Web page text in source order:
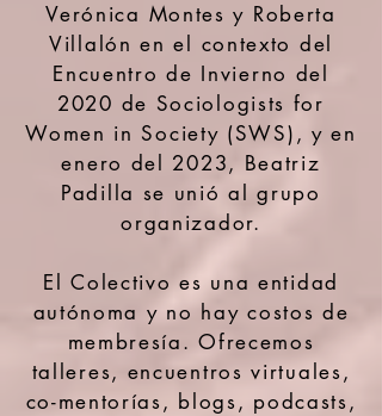
Verónica Montes y Roberta
Villalón en el contexto del
Encuentro de Invierno del
2020 de Sociologists for
Women in Society (SWS), y en
enero del 2023, Beatriz
Padilla se unió al grupo
organizador.
El Colectivo es una entidad
autónoma y no hay costos de
membresía. Ofrecemos
talleres, encuentros virtuales,
co-mentorías, blogs, podcasts,